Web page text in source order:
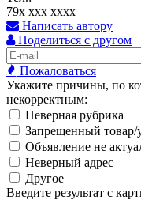
79x xxx xxxx
Написать автору
Поделиться с другом
Пожаловаться
Укажите причины, по
некорректным:
Неверная рубрика
Запрещенный товар/
Объявление не
Неверный адрес
Другое
Введите результат с